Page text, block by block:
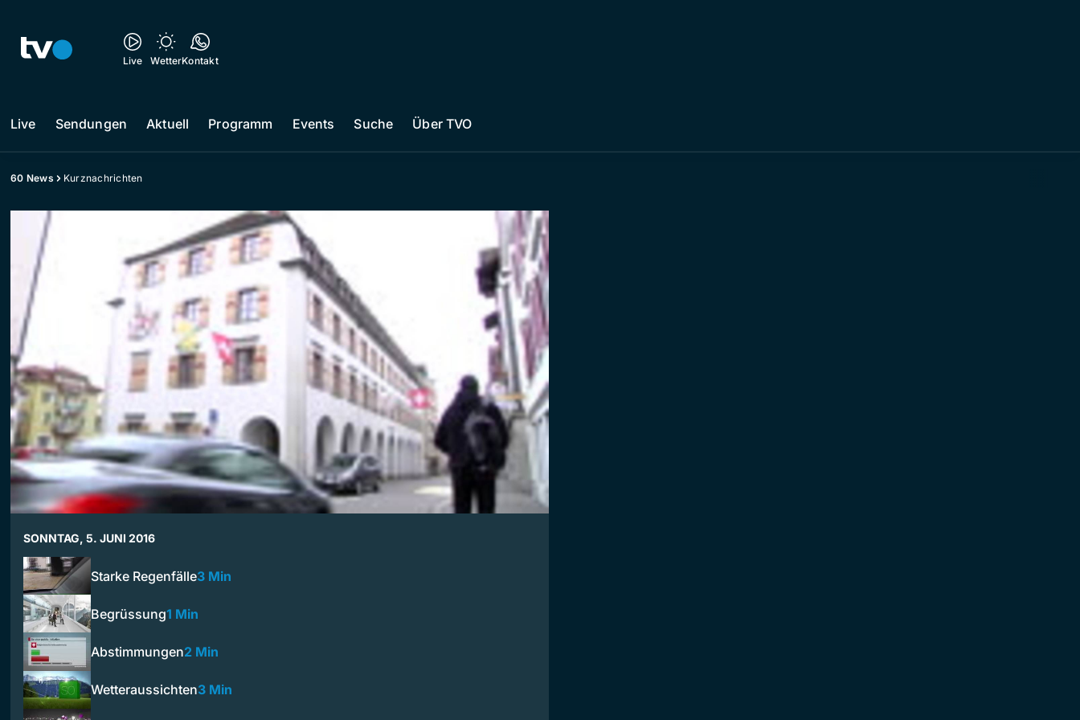
Live WetterKontakt
Live Sendungen Aktuell Programm Events Suche Über TVO
60 News Kurznachrichten
SONNTAG, 5. JUNI 2016
Starke Regenfälle3 Min
Begrüssung1 Min
Abstimmungen2 Min
Wetteraussichten3 Min